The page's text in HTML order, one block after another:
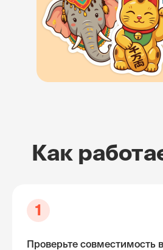
Как
1
Проверьте совместимость